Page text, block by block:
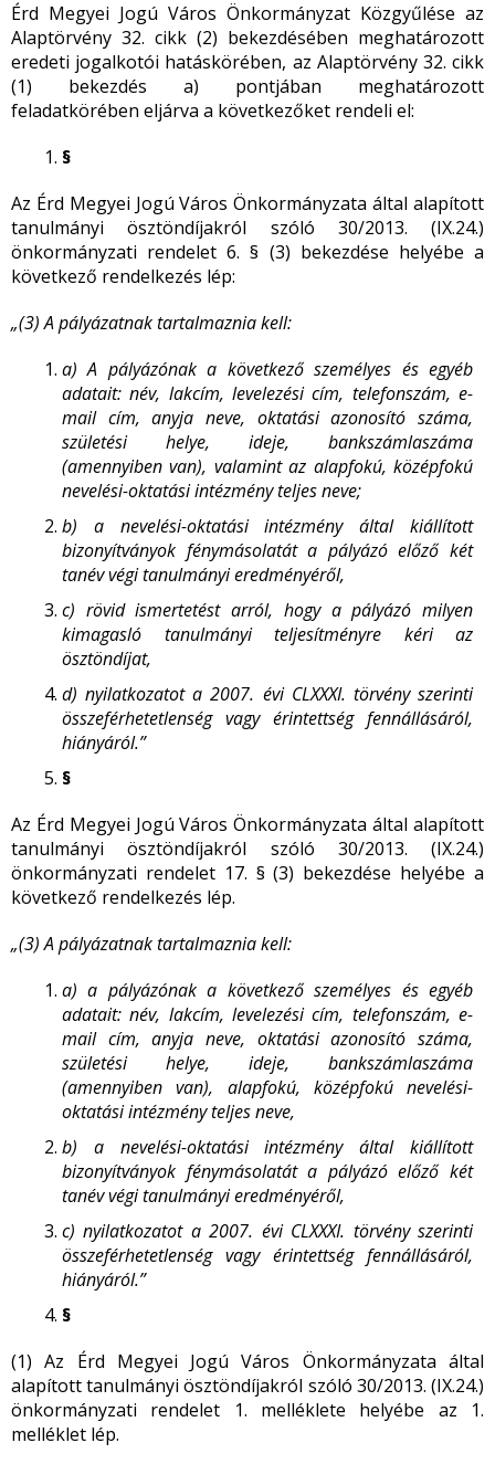
Érd Megyei Jogú Város Önkormányzat Közgyűlése az
Alaptörvény 32. cikk (2) bekezdésében meghatározott
eredeti jogalkotói hatáskörében, az Alaptörvény 32. cikk
(1) bekezdés a) pontjában meghatározott
feladatkörében eljárva a következőket rendeli el:
§
Az Érd Megyei Jogú Város Önkormányzata által alapított
tanulmányi ösztöndíjakról szóló 30/2013. (IX.24.)
önkormányzati rendelet 6. § (3) bekezdése helyébe a
következő rendelkezés lép:
„(3) A pályázatnak tartalmaznia kell:
a) A pályázónak a következő személyes és egyéb
adatait: név, lakcím, levelezési cím, telefonszám, e-
mail cím, anyja neve, oktatási azonosító száma,
születési helye, ideje, bankszámlaszáma
(amennyiben van), valamint az alapfokú, középfokú
nevelési-oktatási intézmény teljes neve;
b) a nevelési-oktatási intézmény által kiállított
bizonyítványok fénymásolatát a pályázó előző két
tanév végi tanulmányi eredményéről,
c) rövid ismertetést arról, hogy a pályázó milyen
kimagasló tanulmányi teljesítményre kéri az
ösztöndíjat,
d) nyilatkozatot a 2007. évi CLXXXI. törvény szerinti
összeférhetetlenség vagy érintettség fennállásáról,
hiányáról.”
§
Az Érd Megyei Jogú Város Önkormányzata által alapított
tanulmányi ösztöndíjakról szóló 30/2013. (IX.24.)
önkormányzati rendelet 17. § (3) bekezdése helyébe a
következő rendelkezés lép.
„(3) A pályázatnak tartalmaznia kell:
a) a pályázónak a következő személyes és egyéb
adatait: név, lakcím, levelezési cím, telefonszám, e-
mail cím, anyja neve, oktatási azonosító száma,
születési helye, ideje, bankszámlaszáma
(amennyiben van), alapfokú, középfokú nevelési-
oktatási intézmény teljes neve,
b) a nevelési-oktatási intézmény által kiállított
bizonyítványok fénymásolatát a pályázó előző két
tanév végi tanulmányi eredményéről,
c) nyilatkozatot a 2007. évi CLXXXI. törvény szerinti
összeférhetetlenség vagy érintettség fennállásáról,
hiányáról.”
§
(1) Az Érd Megyei Jogú Város Önkormányzata által
alapított tanulmányi ösztöndíjakról szóló 30/2013. (IX.24.)
önkormányzati rendelet 1. melléklete helyébe az 1.
melléklet lép.